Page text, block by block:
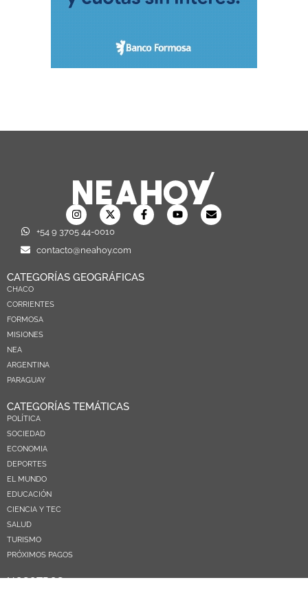
+54 9 3705 44-0010
contacto@neahoy.com
CATEGORÍAS GEOGRÁFICAS
CHACO
CORRIENTES
FORMOSA
MISIONES
NEA
ARGENTINA
PARAGUAY
CATEGORÍAS TEMÁTICAS
POLÍTICA
SOCIEDAD
ECONOMIA
DEPORTES
EL MUNDO
EDUCACIÓN
CIENCIA Y TEC
SALUD
TURISMO
PRÓXIMOS PAGOS
NOSOTROS